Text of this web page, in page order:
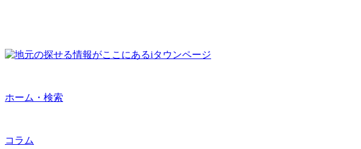
ホーム・検索
コラム